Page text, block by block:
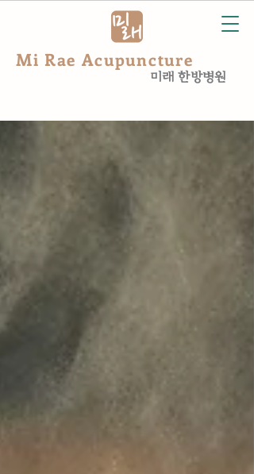
미래 한방병원
Mi Rae Acupuncture